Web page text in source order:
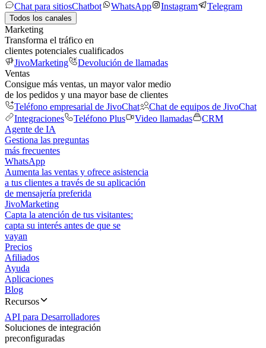
Chat para sitiosChatbot WhatsApp Instagram Telegram
Todos los canales
Marketing
Transforma el tráfico en
clientes potenciales cualificados
JivoMarketing
Devolución de llamadas
Ventas
Consigue más ventas, un mayor valor medio
de los pedidos y una mayor base de clientes
Teléfono empresarial de JivoChat
Chat de equipos de JivoChat
Integraciones
Teléfono Plus Video llamadas
CRM
Agente de IA
Gestiona las preguntas
más frecuentes
WhatsApp
Aumenta las ventas y ofrece asistencia
a tus clientes a través de su aplicación
de mensajería preferida
JivoMarketing
Capta la atención de tus visitantes:
capta su interés antes de que se
vayan
Precios
Afiliados
Ayuda
Aplicaciones
Blog
Recursos
API para Desarrolladores
Soluciones de integración
preconfiguradas